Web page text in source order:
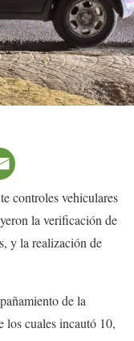
controles vehiculares
la verificación de
y la realización de
de la
cuales incautó 10,